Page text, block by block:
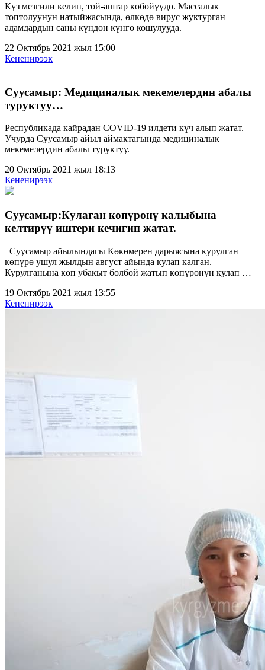
Күз мезгили келип, той-аштар көбөйүүдө. Массалык
топтолуунун натыйжасында, өлкөдө вирус жуктурган
адамдардын саны күндөн күнгө кошулууда.
22 Октябрь 2021 жыл 15:00
Кененирээк
Суусамыр: Медициналык мекемелердин абалы
туруктуу…
Республикада кайрадан COVID-19 илдети күч алып жатат.
Учурда Суусамыр айыл аймактагында медициналык
мекемелердин абалы туруктуу.
20 Октябрь 2021 жыл 18:13
Кененирээк
Суусамыр:Кулаган көпүрөнү калыбына
келтирүү иштери кечигип жатат.
Суусамыр айылындагы Көкөмерен дарыясына курулган
көпүрө ушул жылдын август айында кулап калган.
Курулганына көп убакыт болбой жатып көпүрөнүн кулап …
19 Октябрь 2021 жыл 13:55
Кененирээк